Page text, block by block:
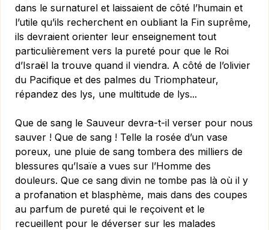
dans le surnaturel et laissaient de côté l’humain et
l’utile qu’ils recherchent en oubliant la Fin suprême,
ils devraient orienter leur enseignement tout
particulièrement vers la pureté pour que le Roi
d’Israël la trouve quand il viendra. A côté de l’olivier
du Pacifique et des palmes du Triomphateur,
répandez des lys, une multitude de lys...
Que de sang le Sauveur devra-t-il verser pour nous
sauver ! Que de sang ! Telle la rosée d’un vase
poreux, une pluie de sang tombera des milliers de
blessures qu’Isaïe a vues sur l’Homme des
douleurs. Que ce sang divin ne tombe pas là où il y
a profanation et blasphème, mais dans des coupes
au parfum de pureté qui le reçoivent et le
recueillent pour le déverser sur les malades